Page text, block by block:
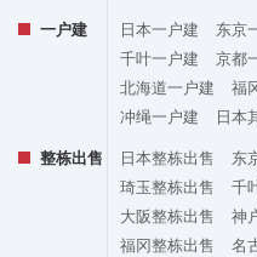
一户建
日本一户建 东京
千叶一户建
京都
北海道一户建
福
冲绳一户建
日本
整栋出售
日本整栋出售 东
琦玉整栋出售
千
大阪整栋出售
神
福冈整栋出售
名